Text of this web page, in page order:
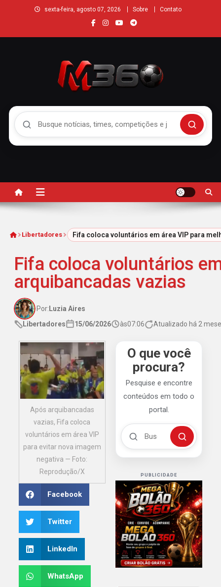
sexta-feira, agosto 07, 2026 Sobre Contato
Buscar
InícioLibertadores Fifa coloca voluntários em área VIP para
Fifa coloca voluntários
arquibancadas vazias
Por: Luzia Aires
Libertadores
15/06/2026 às07:06 Atualizado há 2
Após arquibancadas
vazias, Fifa coloca
voluntários em área VIP
para evitar nova imagem
negativa — Foto:
Reprodução/X
Facebook
Twitter
LinkedIn
WhatsApp
O que você
procura?
Pesquise e encontre
conteúdos em todo o
portal.
Buscar no Mengão 360
Buscar
PUBLICIDADE